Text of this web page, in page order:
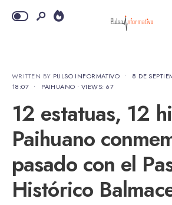
WRITTEN BY PULSO INFORMATIVO • 8 DE
18:07 • PAIHUANO • VIEWS: 67
12 estatuas, 12
Paihuano
pasado con el
Histórico